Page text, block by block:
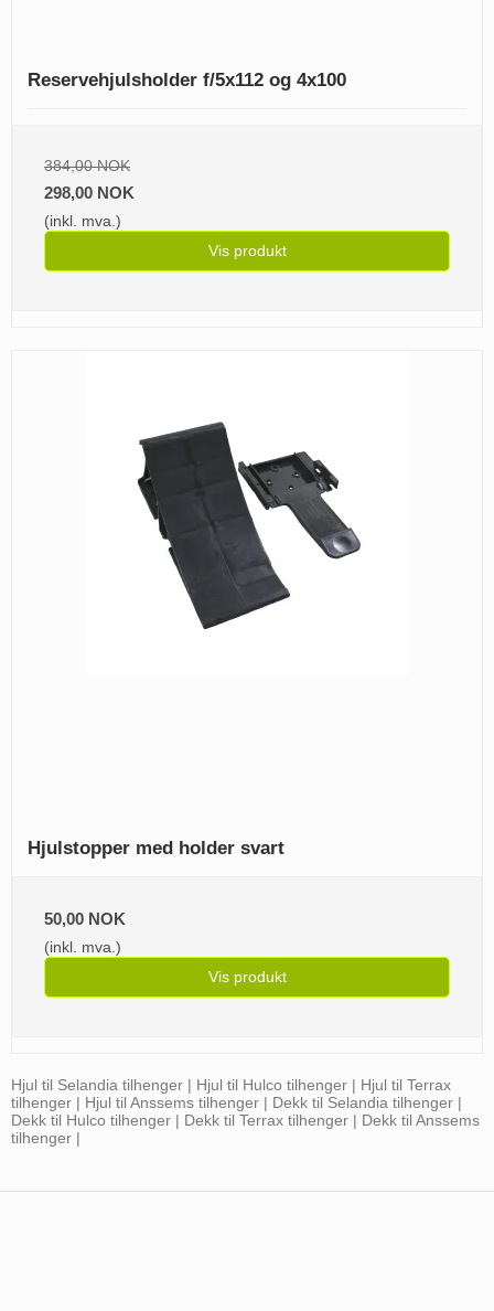
Reservehjulsholder f/5x112 og 4x100
384,00 NOK
298,00 NOK
(inkl. mva.)
Vis produkt
Hjulstopper med holder svart
50,00 NOK
(inkl. mva.)
Vis produkt
Hjul til Selandia tilhenger | Hjul til Hulco tilhenger | Hjul til Terrax
tilhenger | Hjul til Anssems tilhenger | Dekk til Selandia tilhenger |
Dekk til Hulco tilhenger | Dekk til Terrax tilhenger | Dekk til Anssems
tilhenger |